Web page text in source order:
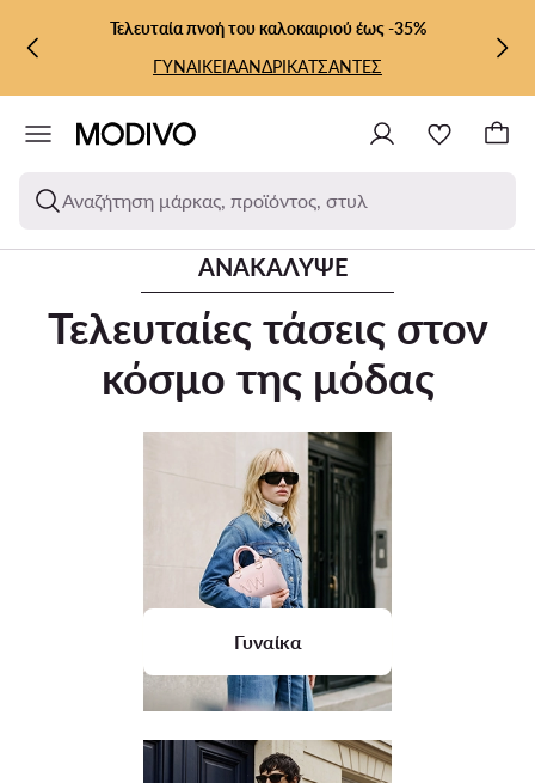
ΜΕΤΆΒΑΣΗ ΣΤΟ ΚΎΡΙΟ ΠΕΡΙΕΧΌΜΕΝΟ
ΜΕΤΆΒΑΣΗ ΣΤΗΝ ΑΝΑΖΉΤΗΣΗ
Τελευταία πνοή του καλοκαιριού έως -35%
ΓΥΝΑΙΚΕΙΑΑΝΔΡΙΚΑΤΣΑΝΤΕΣ
Αναζήτηση μάρκας, προϊόντος, στυλ
ΑΝΑΚΆΛΥΨΕ
Τελευταίες τάσεις στον
κόσμο της μόδας
Γυναίκα